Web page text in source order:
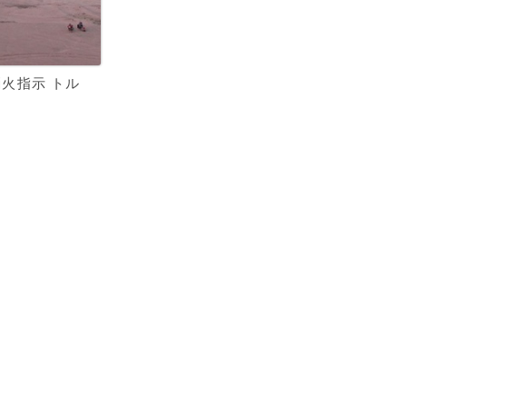
火指示 トル